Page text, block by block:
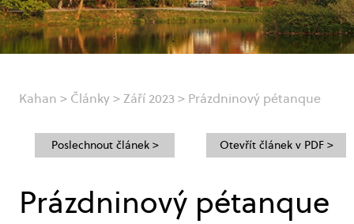
Kahan > Články>Září 2023> Prázdninový pétanque
Prázdninový pétanque
Poslechnout článek > Otevřít článek v PDF >